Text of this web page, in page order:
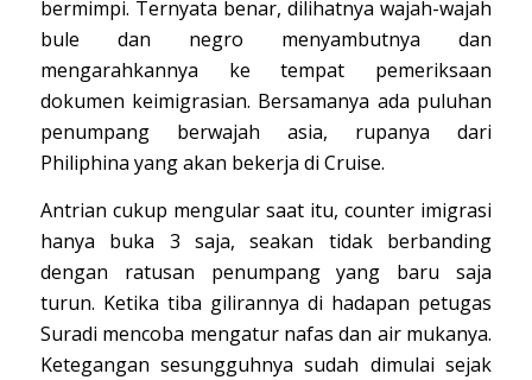
bermimpi. Ternyata benar, dilihatnya wajah-wajah
bule dan negro menyambutnya dan
mengarahkannya ke tempat pemeriksaan
dokumen keimigrasian. Bersamanya ada puluhan
penumpang berwajah asia, rupanya dari
Philiphina yang akan bekerja di Cruise.
Antrian cukup mengular saat itu, counter imigrasi
hanya buka 3 saja, seakan tidak berbanding
dengan ratusan penumpang yang baru saja
turun. Ketika tiba gilirannya di hadapan petugas
Suradi mencoba mengatur nafas dan air mukanya.
Ketegangan sesungguhnya sudah dimulai sejak